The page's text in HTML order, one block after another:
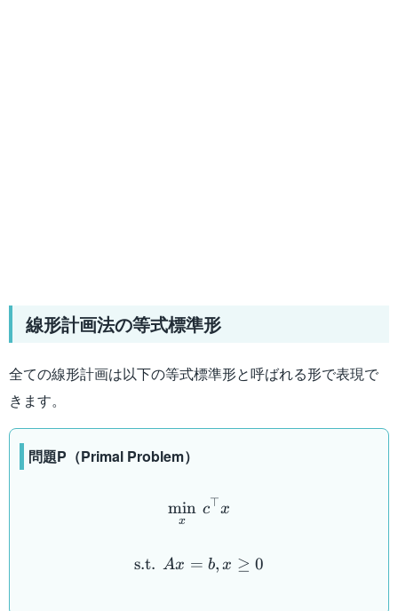
線形計画法の等式標準形
全ての線形計画は以下の等式標準形と呼ばれる形で表現で
きます。
問題P（Primal Problem）
\displaystyle\min_x\:
x
min c⊤x
s.t. Ax = b, x ≥ 0